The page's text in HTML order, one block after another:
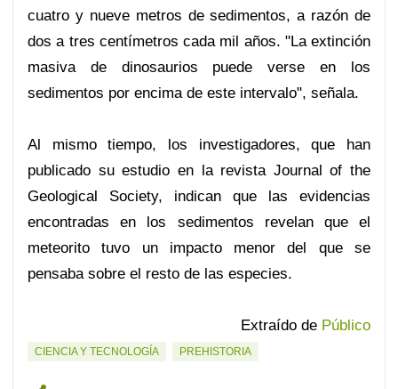
cuatro y nueve metros de sedimentos, a razón de
dos a tres centímetros cada mil años. "La extinción
masiva de dinosaurios puede verse en los
sedimentos por encima de este intervalo", señala.
Al mismo tiempo, los investigadores, que han
publicado su estudio en la revista Journal of the
Geological Society, indican que las evidencias
encontradas en los sedimentos revelan que el
meteorito tuvo un impacto menor del que se
pensaba sobre el resto de las especies.
.
Extraído de Público
CIENCIA Y TECNOLOGÍA PREHISTORIA